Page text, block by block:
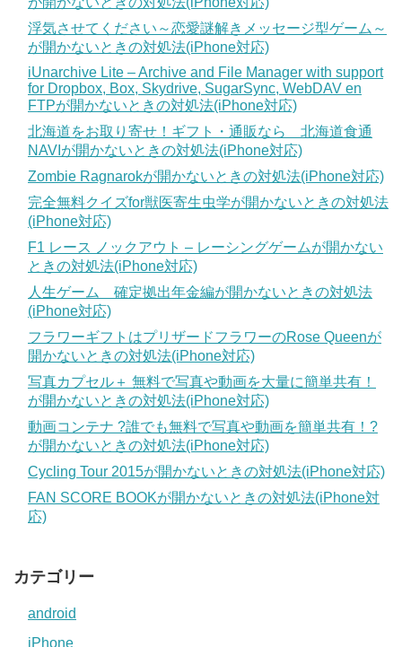
浮気させてください～恋愛謎解きメッセージ型ゲーム～
が開かないときの対処法(iPhone対応)
iUnarchive Lite – Archive and File Manager with support
for Dropbox, Box, Skydrive, SugarSync, WebDAV en
FTPが開かないときの対処法(iPhone対応)
北海道をお取り寄せ！ギフト・通販なら 北海道食通
NAVIが開かないときの対処法(iPhone対応)
Zombie Ragnarokが開かないときの対処法(iPhone対応)
完全無料クイズfor獣医寄生虫学が開かないときの対処法
(iPhone対応)
F1 レース ノックアウト – レーシングゲームが開かない
ときの対処法(iPhone対応)
人生ゲーム 確定拠出年金編が開かないときの対処法
(iPhone対応)
フラワーギフトはプリザードフラワーのRose Queenが
開かないときの対処法(iPhone対応)
写真カプセル＋ 無料で写真や動画を大量に簡単共有！
が開かないときの対処法(iPhone対応)
動画コンテナ ?誰でも無料で写真や動画を簡単共有！?
が開かないときの対処法(iPhone対応)
Cycling Tour 2015が開かないときの対処法(iPhone対応)
FAN SCORE BOOKが開かないときの対処法(iPhone対
応)
カテゴリー
android
iPhone